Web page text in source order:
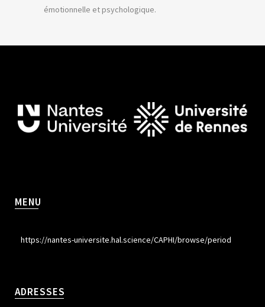
émotionnelle et ­psychologique.
MENU
https://nantes-universite.hal.science/CAPHI/browse/period
ADRESSES